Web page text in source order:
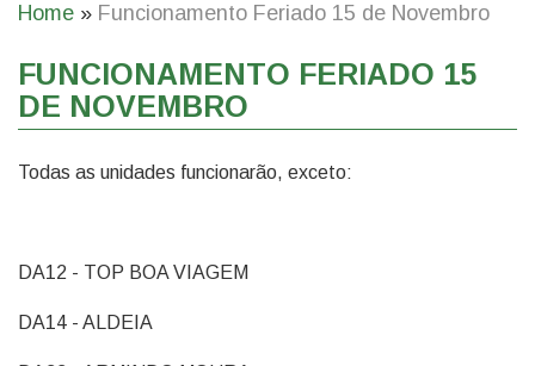
Home Funcionamento Feriado 15 de Novembro
FUNCIONAMENTO FERIADO 15
DE NOVEMBRO
Todas as unidades funcionarão, exceto:
DA12 - TOP BOA VIAGEM
DA14 - ALDEIA